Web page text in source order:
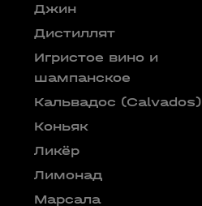
Джин
Дистиллят
Игристое вино и
шампанское
Кальвадос (Calvados)
Коньяк
Ликёр
Лимонад
Марсала